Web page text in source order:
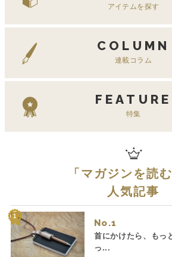
アイテムを探す
COLUMN
連載コラム
FEATURE
特集
「マガジンを読む
人気記事
No.
首にかけたら、もっ
っ...